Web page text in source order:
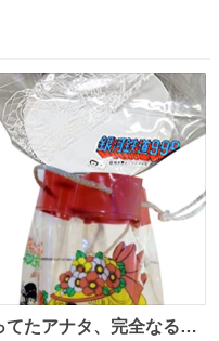
たアナタ、完全なる同